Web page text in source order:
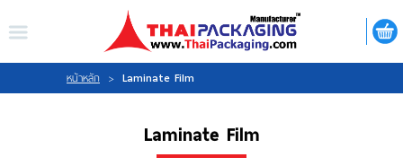
ไทย ENGLISH
LOGIN REGISTER
My Wishlist
หน้าหลัก > Laminate Film
Laminate Film